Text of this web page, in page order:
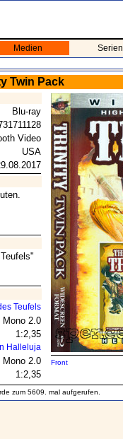
Medien Serien
Twin Pack
Blu-ray
Video
USA
Teufels
Mono 2.0
1:2,35
Halleluja
Mono 2.0
1:2,35
Front
zum 5609. mal aufgerufen.